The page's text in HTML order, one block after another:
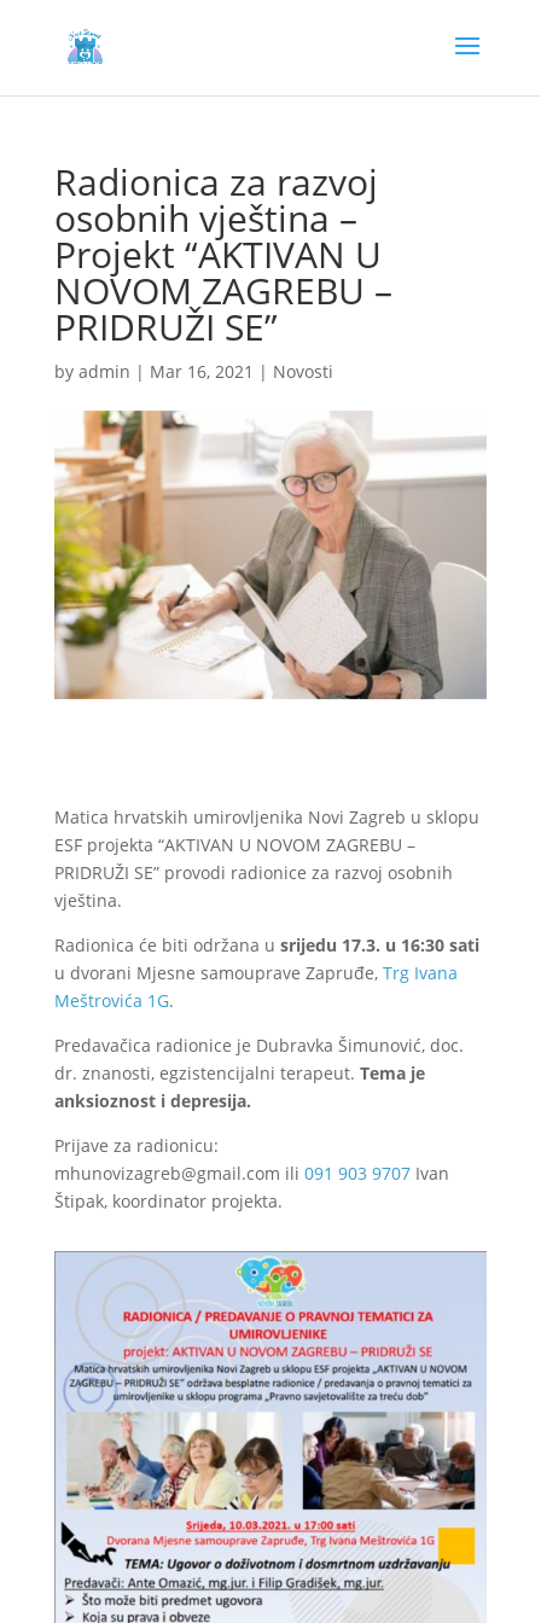
Radionica za razvoj
osobnih vještina –
Projekt “AKTIVAN U
NOVOM ZAGREBU –
PRIDRUŽI SE”
by admin | Mar 16, 2021 | Novosti
Matica hrvatskih umirovljenika Novi Zagreb u sklopu
ESF projekta “AKTIVAN U NOVOM ZAGREBU –
PRIDRUŽI SE” provodi radionice za razvoj osobnih
vještina.
Radionica će biti održana u srijedu 17.3. u 16:30 sati
u dvorani Mjesne samouprave Zapruđe, Trg Ivana
Meštrovića 1G.
Predavačica radionice je Dubravka Šimunović, doc.
dr. znanosti, egzistencijalni terapeut. Tema je
anksioznost i depresija.
Prijave za radionicu:
mhunovizagreb@gmail.com ili 091 903 9707 Ivan
Štipak, koordinator projekta.